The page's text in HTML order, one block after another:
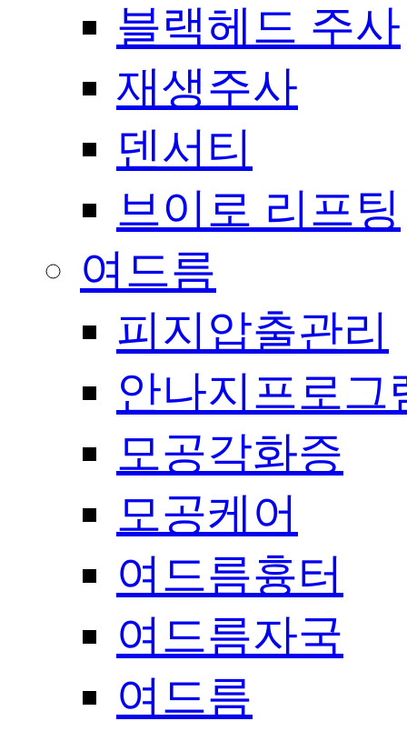
블랙헤드 주사
재생주사
덴서티
브이로 리프팅
여드름
피지압출관리
안나지프로그
모공각화증
모공케어
여드름흉터
여드름자국
여드름